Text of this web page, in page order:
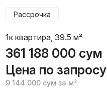
Рассрочка
1к квартира, 39.5 м²
361 188 000 сум
Цена по запросу
9 144 000 сум за м²